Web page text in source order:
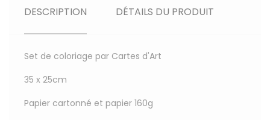
DESCRIPTION DÉTAILS DU PRODUIT
Set de coloriage par Cartes d'Art
35 x 25cm
Papier cartonné et papier 160g